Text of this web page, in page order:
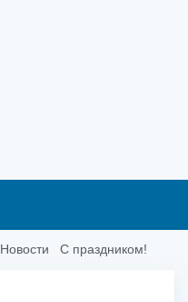
Новости С праздником!